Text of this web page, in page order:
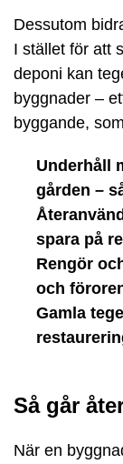
Dessutom
I stället för att
deponi kan
byggnader –
byggande,
Underhåll
gården –
spara på
Rengör
och
Gamla
Så går
När en